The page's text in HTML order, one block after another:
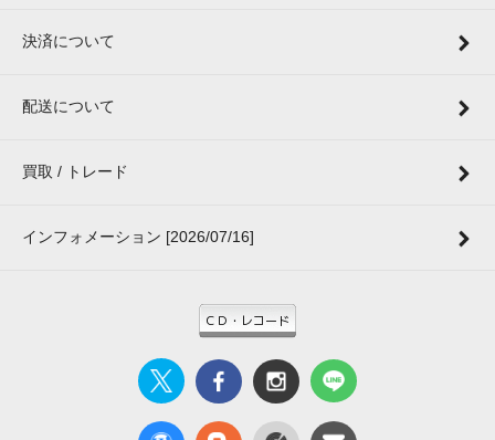
決済について
配送について
買取 / トレード
インフォメーション [2026/07/16]